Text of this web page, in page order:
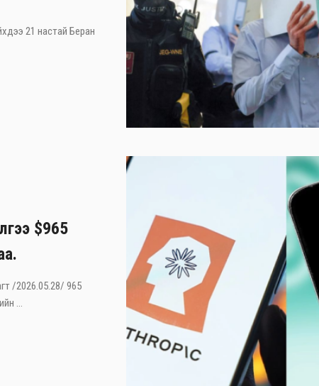
21 настай Беран
$965
/2026.05.28/ 965
...